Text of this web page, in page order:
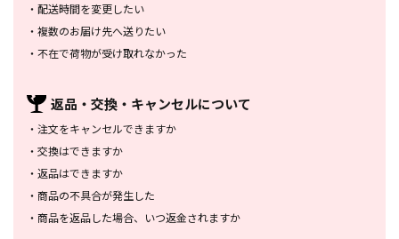
・ 配送時間を変更したい
・ 複数のお届け先へ送りたい
・ 不在で荷物が受け取れなかった
返品・交換・ キャンセルについて
・ 注文をキャンセルできますか
・ 交換はできますか
・ 返品はできますか
・ 商品の不具合が発生した
・ 商品を返品した場合、 いつ返金されますか